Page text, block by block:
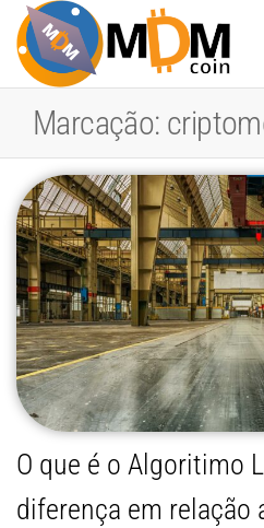
a
Marcação:
O que é o Algoritimo
diferença em relação